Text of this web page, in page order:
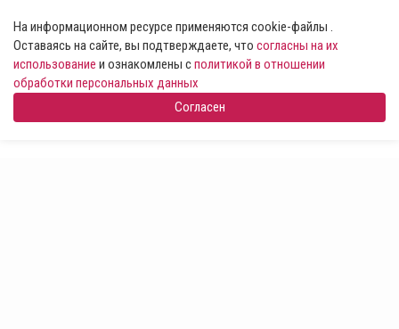
На информационном ресурсе применяются cookie-файлы .
Оставаясь на сайте, вы подтверждаете, что согласны на их
использование и ознакомлены сполитикой в отношении
обработки персональных данных
Согласен